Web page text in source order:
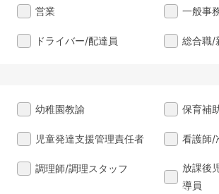
営業 一般事
ドライバー/配達員 総合職/
幼稚園教諭 保育補
児童発達支援管理責任者 看護師/
調理師/調理スタッフ
放課後
導員